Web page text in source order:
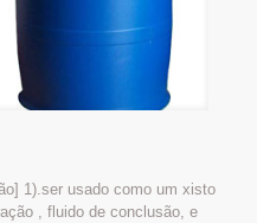
1).ser usado como um xisto
, fluido de conclusão, e